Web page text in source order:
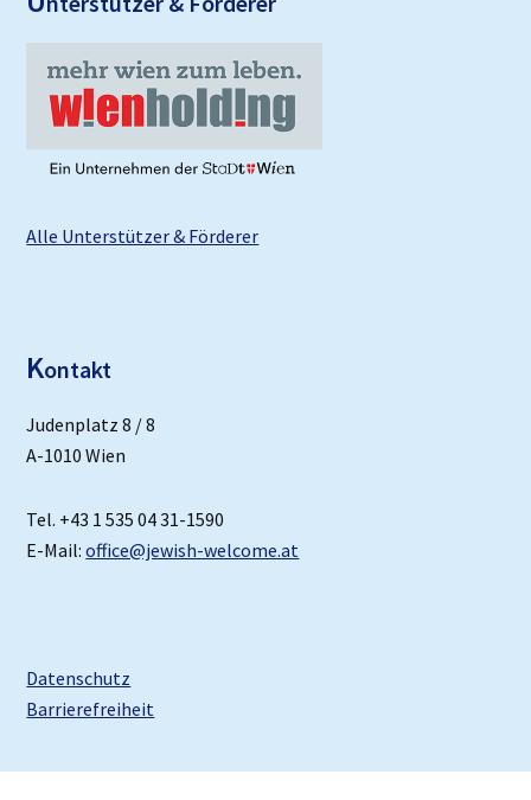
Alle Unterstützer & Förderer
Kontakt
Judenplatz 8 / 8
A-1010 Wien
Tel. +43 1 535 04 31-1590
E-Mail:office@jewish-welcome.at
Datenschutz
Barrierefreiheit